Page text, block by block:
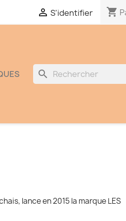
 S'identifier shopping_cart
search
lance en 2015 la marque LES